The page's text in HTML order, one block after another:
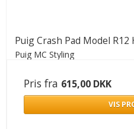
Puig Crash Pad Model
Puig MC Styling
Pris fra 615,00 DKK
VIS